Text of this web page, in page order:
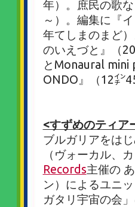
年）。庶民の歌
～）。編集に『
年てしまのまど
のいえづと』（
とMonaural mini
ONDO』（12㌅
<すずめのティア
ブルガリアをは
（ヴォーカル、
Records主催の
ン）によるユニ
ガタリ宇宙の会